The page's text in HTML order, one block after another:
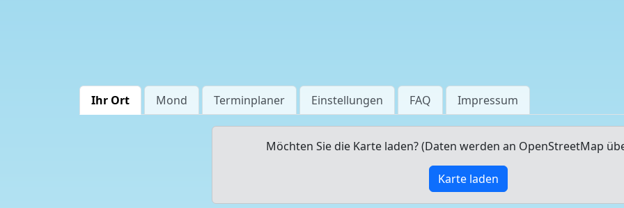
Ihr Ort Mond Terminplaner Einstellungen FAQ Impressum
Möchten Sie die Karte laden? (Daten werden an OpenStreetMap
Karte laden